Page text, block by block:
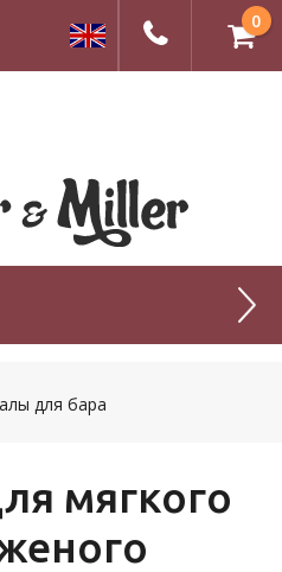
333-
(495)
0
для бара
мягкого